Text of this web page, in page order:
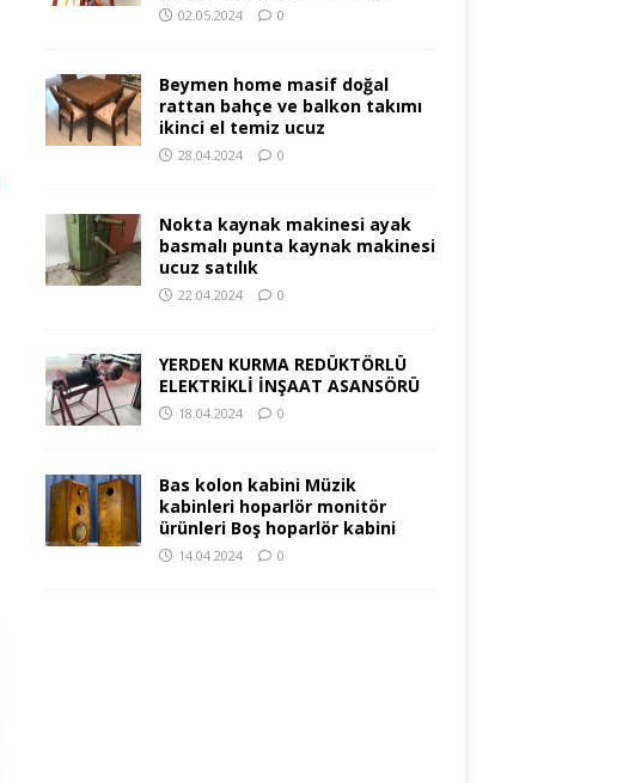
02.05.2024 0
Beymen home masif doğal
rattan bahçe ve balkon takımı
ikinci el temiz ucuz
28.04.2024 0
Nokta kaynak makinesi ayak
basmalı punta kaynak makinesi
ucuz satılık
22.04.2024 0
YERDEN KURMA REDÜKTÖRLÜ
ELEKTRİKLİ İNŞAAT ASANSÖRÜ
18.04.2024 0
Bas kolon kabini Müzik
kabinleri hoparlör monitör
ürünleri Boş hoparlör kabini
14.04.2024 0